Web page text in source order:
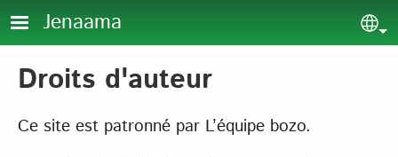
Aller au contenu principal
Jenaama
Droits d'auteur
Ce site est patronné par L’équipe bozo.